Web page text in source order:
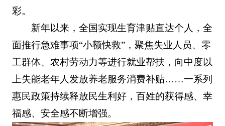
彩。
新年以来，全国实现生育津贴直达个人，全
面推行急难事项“小额快救”，聚焦失业人员、零
工群体、农村劳动力等进行就业帮扶，向中度以
上失能老年人发放养老服务消费补贴……一系列
惠民政策持续释放民生利好，百姓的获得感、幸
福感、安全感不断增强。